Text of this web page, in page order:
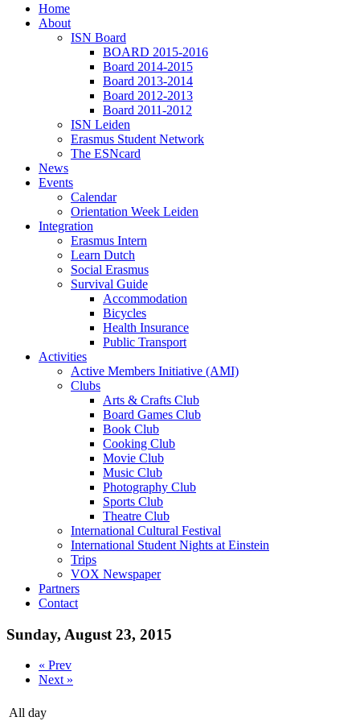
Home
About
ISN Board
BOARD 2015-2016
Board 2014-2015
Board 2013-2014
Board 2012-2013
Board 2011-2012
ISN Leiden
Erasmus Student Network
The ESNcard
News
Events
Calendar
Orientation Week Leiden
Integration
Erasmus Intern
Learn Dutch
Social Erasmus
Survival Guide
Accommodation
Bicycles
Health Insurance
Public Transport
Activities
Active Members Initiative (AMI)
Clubs
Arts & Crafts Club
Board Games Club
Book Club
Cooking Club
Movie Club
Music Club
Photography Club
Sports Club
Theatre Club
International Cultural Festival
International Student Nights at Einstein
Trips
VOX Newspaper
Partners
Contact
Sunday, August 23, 2015
« Prev
Next »
All day